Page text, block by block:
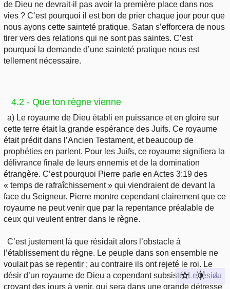
de Dieu ne devrait-il pas avoir la première place dans nos
vies ? C’est pourquoi il est bon de prier chaque jour pour que
nous ayons cette sainteté pratique. Satan s’efforcera de nous
tirer vers des relations qui ne sont pas saintes. C’est
pourquoi la demande d’une sainteté pratique nous est
tellement nécessaire.
4.2 - Que ton règne vienne
a) Le royaume de Dieu établi en puissance et en gloire sur
cette terre était la grande espérance des Juifs. Ce royaume
était prédit dans l’Ancien Testament, et beaucoup de
prophéties en parlent. Pour les Juifs, ce royaume signifiera la
délivrance finale de leurs ennemis et de la domination
étrangère. C’est pourquoi Pierre parle en Actes 3:19 des
« temps de rafraîchissement » qui viendraient de devant la
face du Seigneur. Pierre montre cependant clairement que ce
royaume ne peut venir que par la repentance préalable de
ceux qui veulent entrer dans le règne.
C’est justement là que résidait alors l’obstacle à
l’établissement du règne. Le peuple dans son ensemble ne
voulait pas se repentir ; au contraire ils ont rejeté le roi. Le
désir d’un royaume de Dieu a cependant subsisté. Le résidu
croyant des jours à venir, qui sera dans une grande détresse